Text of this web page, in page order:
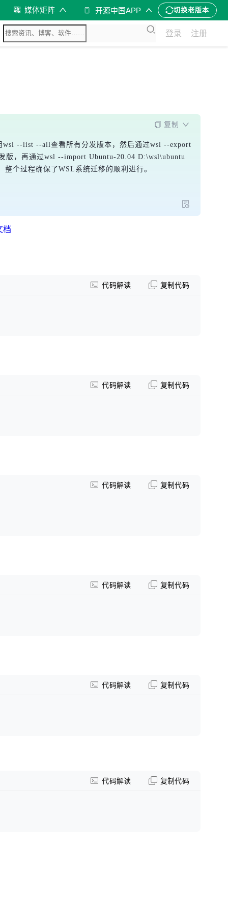
媒体矩阵 开源中国APP 切换老版本
登录 注册
复制
wsl --list --all查看所有分发版本，然后通过wsl --export
版，再通过wsl --import Ubuntu-20.04 D:\wsl\ubuntu
个过程确保了WSL系统迁移的顺利进行。
档
代码解读 复制代码
代码解读 复制代码
代码解读 复制代码
代码解读 复制代码
代码解读 复制代码
代码解读 复制代码